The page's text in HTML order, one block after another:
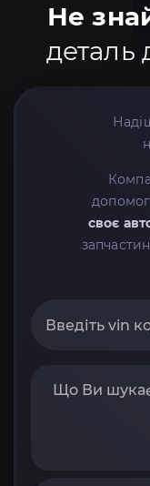
Не
деталь
своє
запчастин